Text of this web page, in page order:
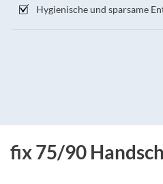
Hygienische und sparsame
fix 75/90